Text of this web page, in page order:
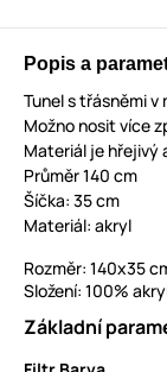
Popis a
Tunel s třásněmi v
Možno nosit více
Materiál je hřejivý
Průměr 140 cm
Šíčka: 35 cm
Materiál: akryl
Rozměr: 140x35
Složení: 100%
Základní